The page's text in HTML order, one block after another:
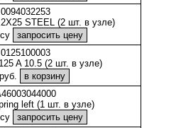
0094032253
STEEL (2 шт. в узле)
0125100003
A 10.5 (2 шт. в узле)
left (1 шт. в узле)